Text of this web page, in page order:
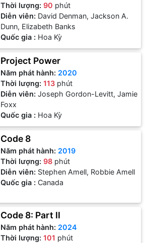
Thời lượng:90 phút
Diễn viên: David Denman, Jackson A.
Dunn, Elizabeth Banks
Quốc gia : Hoa Kỳ
Project Power
Năm phát hành: 2020
Thời lượng:113 phút
Diễn viên:Joseph Gordon-Levitt, Jamie
Foxx
Quốc gia : Hoa Kỳ
Code 8
Năm phát hành: 2019
Thời lượng:98 phút
Diễn viên: Stephen Amell, Robbie Amell
Quốc gia : Canada
Code 8: Part II
Năm phát hành: 2024
Thời lượng:101 phút